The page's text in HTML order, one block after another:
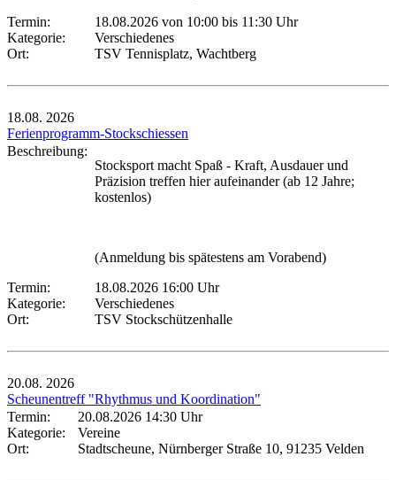
Termin:
18.08.2026 von 10:00 bis 11:30 Uhr
Kategorie:
Verschiedenes
Ort:
TSV Tennisplatz, Wachtberg
18.08. 2026
Ferienprogramm-Stockschiessen
Beschreibung:
Stocksport macht Spaß - Kraft, Ausdauer und
Präzision treffen hier aufeinander (ab 12 Jahre;
kostenlos)
(Anmeldung bis spätestens am Vorabend)
Termin:
18.08.2026 16:00 Uhr
Kategorie:
Verschiedenes
Ort:
TSV Stockschützenhalle
20.08. 2026
Scheunentreff "Rhythmus und Koordination"
Termin:
20.08.2026 14:30 Uhr
Kategorie:
Vereine
Ort:
Stadtscheune, Nürnberger Straße 10, 91235 Velden